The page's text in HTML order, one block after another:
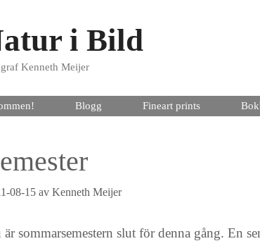
i Bild
Kenneth Meijer
Blogg Fineart prints
08-15 av Kenneth Meijer
är sommarsemestern slut för denna gång. En